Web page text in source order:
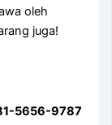
oleh
juga!
5656-9787